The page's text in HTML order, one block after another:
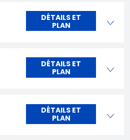
DÉTAILS ET
PLAN
DÉTAILS ET
PLAN
DÉTAILS ET
PLAN